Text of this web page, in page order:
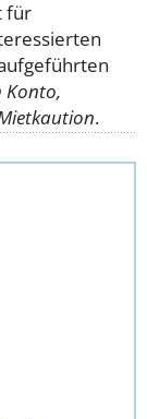
für
Konto,
.